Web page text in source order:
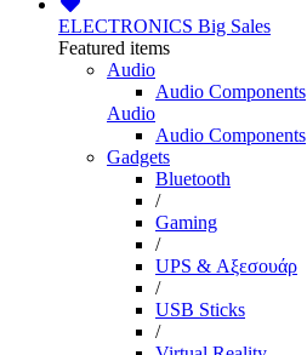
ELECTRONICS Big Sales
Featured items
Audio
Audio Components
Audio
Audio Components
Gadgets
Bluetooth
/
Gaming
/
UPS & Αξεσουάρ
/
USB Sticks
/